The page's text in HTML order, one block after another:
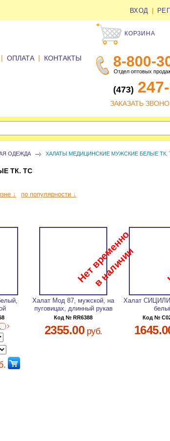
ВХОД
КОРЗИНА
8-800-
Отдел оптовых
(473)
ЗАКАЗАТЬ
| ОПЛАТА | КОНТАКТЫ
ОДЕЖДА ХАЛАТЫ МЕДИЦИНСКИЕ МУЖСКИЕ БЕЛЫЕ ТК.
ТК. ТС
↓
по популярности ↓
Халат Мод 87, мужской, на
пуговицах, длинный рукав
Код № RR6388
2355.00руб.
Халат
Код №